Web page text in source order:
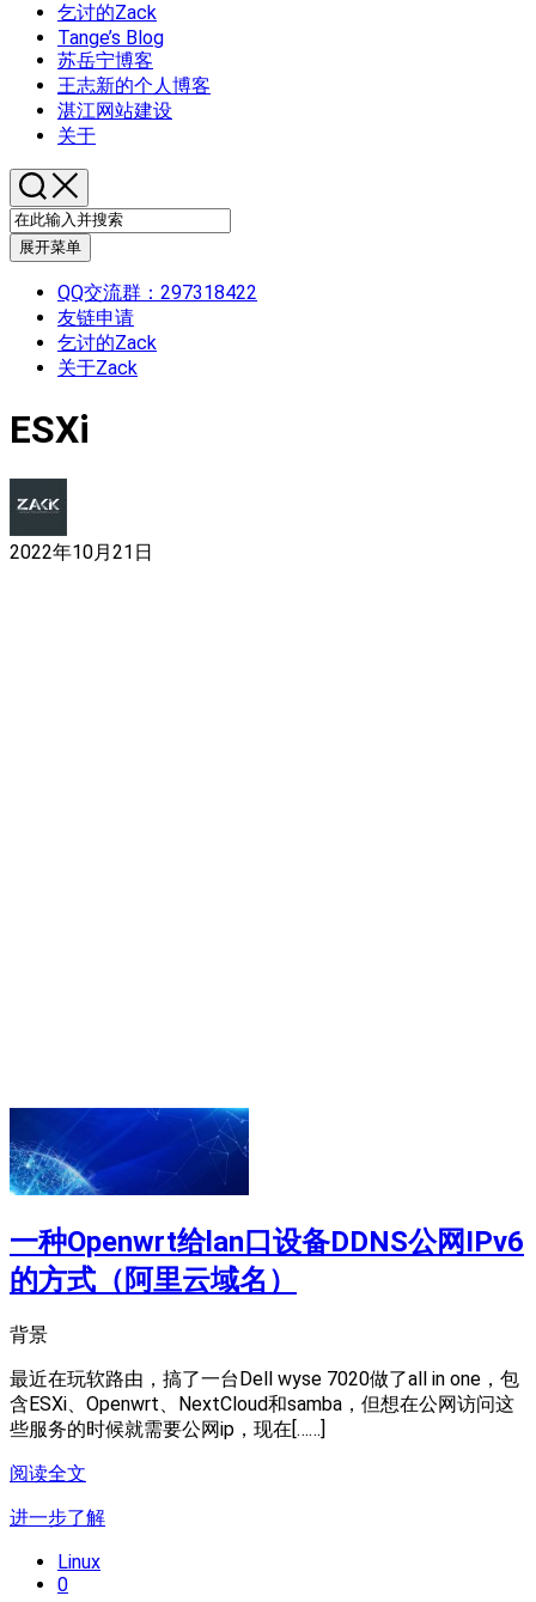
乞讨的Zack
Tange’s Blog
苏岳宁博客
王志新的个人博客
湛江网站建设
关于
展开菜单
QQ交流群：297318422
友链申请
乞讨的Zack
关于Zack
ESXi
2022年10月21日
一种Openwrt给lan口设备DDNS公网IPv6
的方式（阿里云域名）
背景
最近在玩软路由，搞了一台Dell wyse 7020做了all in one，包
含ESXi、Openwrt、NextCloud和samba，但想在公网访问这
些服务的时候就需要公网ip，现在[……]
阅读全文
进一步了解
Linux
0